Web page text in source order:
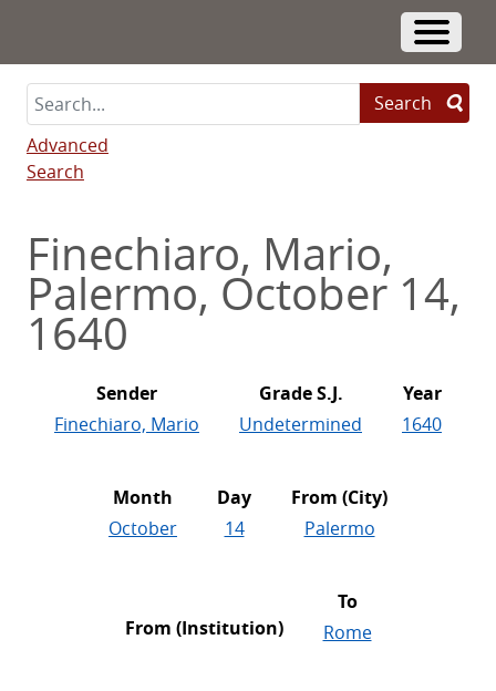
main
content
Toggle
Search
Advanced
Search
Finechiaro, Mario,
Palermo, October 14,
1640
Sender
Finechiaro, Mario
Grade S.J.
Undetermined
Year
1640
Month
October
Day
14
From (City)
Palermo
From (Institution)
To
Rome